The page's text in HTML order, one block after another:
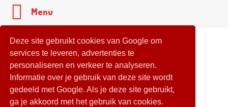
Deze site gebruikt cookies van Google om
services te leveren, advertenties te
personaliseren en verkeer te analyseren.
Informatie over je gebruik van deze site wordt
gedeeld met Google. Als je deze site gebruikt,
ga je akkoord met het gebruik van cookies.
Menu